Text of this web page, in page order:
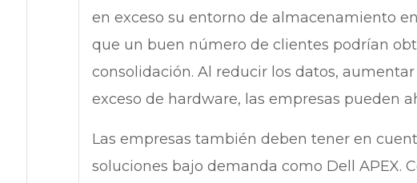
en exceso su entorno de almacenamiento
que un buen número de clientes podrían
consolidación. Al reducir los datos,
exceso de hardware, las empresas pueden
Las empresas también deben tener en
soluciones bajo demanda como Dell APEX.